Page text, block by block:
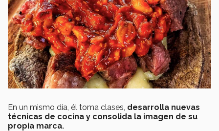
En un mismo día, él toma clases, desarrolla nuevas
técnicas de cocina y consolida la imagen de su
propia marca.